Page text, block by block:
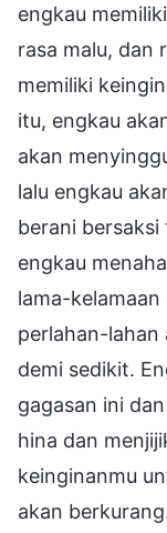
engkau
rasa malu, dan
memiliki
itu, engkau
akan
lalu engkau
berani
engkau
lama-
perlahan-lahan
demi sedikit.
gagasan ini
hina dan
keinginanmu
akan